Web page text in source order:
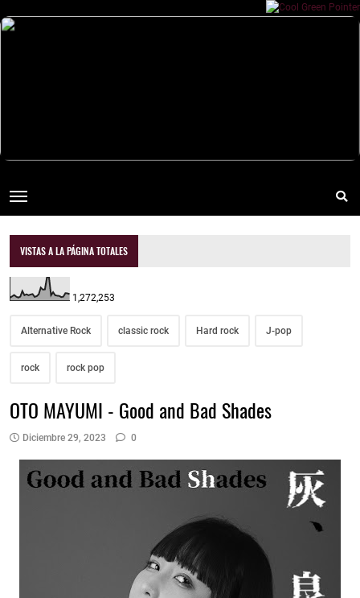
VISTAS A LA PÁGINA TOTALES
1,272,253
Alternative Rock classic rock Hard rock J-pop
rock rock pop
OTO MAYUMI - Good and Bad Shades
Diciembre 29, 2023 0